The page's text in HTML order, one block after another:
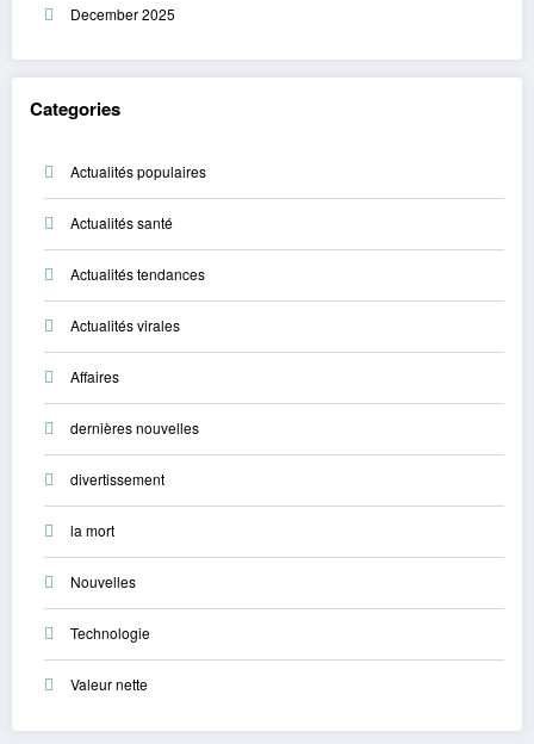
December 2025
Categories
Actualités populaires
Actualités santé
Actualités tendances
Actualités virales
Affaires
dernières nouvelles
divertissement
la mort
Nouvelles
Technologie
Valeur nette